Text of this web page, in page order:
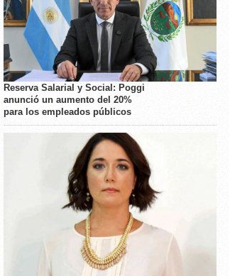
Reserva Salarial y Social: Poggi
anunció un aumento del 20%
para los empleados públicos